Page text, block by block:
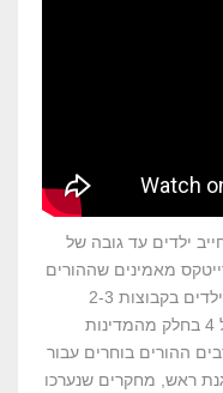
ילדים עד גובה של
מאמינים שההורים
אינם מודעים דיו לנושא הבטיחות עבור ילדים בקבוצות 2-3
(בישראל ילדים מגיל 3 ועד גיל 12 ומגיל 4 בחלק מהמדינות
ההורים בוחרים עבור
ראש, מחקרים שנערכו